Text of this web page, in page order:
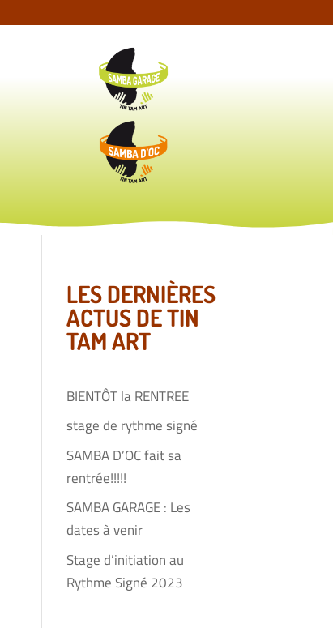
LES DERNIÈRES
ACTUS DE TIN
TAM ART
BIENTÔT la RENTREE
stage de rythme signé
SAMBA D’OC fait sa
rentrée!!!!!
SAMBA GARAGE : Les
dates à venir
Stage d’initiation au
Rythme Signé 2023